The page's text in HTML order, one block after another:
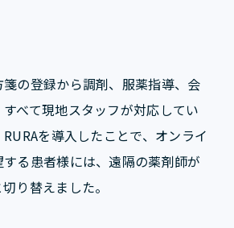
の登録から調剤、服薬指導、会
べて現地スタッフが対応してい
を導入したことで、オンライ
る患者様には、遠隔の薬剤師が
り替えました。